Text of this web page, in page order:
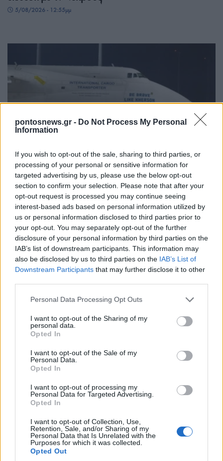
pontosnews.gr - Do Not Process My Personal
Information
If you wish to opt-out of the sale, sharing to third parties, or
processing of your personal or sensitive information for
targeted advertising by us, please use the below opt-out
section to confirm your selection. Please note that after your
opt-out request is processed you may continue seeing
interest-based ads based on personal information utilized by
us or personal information disclosed to third parties prior to
your opt-out. You may separately opt-out of the further
disclosure of your personal information by third parties on the
IAB’s list of downstream participants. This information may
also be disclosed by us to third parties on the IAB’s List of
Downstream Participants that may further disclose it to other
Please note that this website/app uses one or more Google
not limited to your visit or usage behaviour. You may click to
grant or deny consent to Google and its third-party tags to
use your data for below specified purposes in below Google
consent section.
Personal Data Processing Opt Outs
I want to opt-out of the Sharing of my
personal data.
Opted In
I want to opt-out of the Sale of my
Personal Data.
Opted In
I want to opt-out of processing my
Personal Data for Targeted Advertising.
Opted In
I want to opt-out of Collection, Use,
Retention, Sale, and/or Sharing of my
Personal Data that Is Unrelated with the
Purposes for which it was collected.
Opted Out
5/08/2026 - 12:55μμ
Συναγερμός στη Λειψία: Drone κοντά σε
ουκρανικό αεροσκάφος – Έκτακτη προσγείωση
cargo της DHL
5/08/2026 - 12:31μμ
ΚΟΣΜΟΣ
Αργεντινή-Βραζιλία: Στα άκρα η διπλωματική
κρίση – Αποχωρούν οι πρεσβευτές